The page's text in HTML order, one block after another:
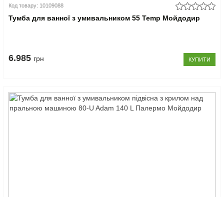
Код товару: 10109088
Тумба для ванної з умивальником 55 Temp Мойдодир
6.985 грн КУПИТИ